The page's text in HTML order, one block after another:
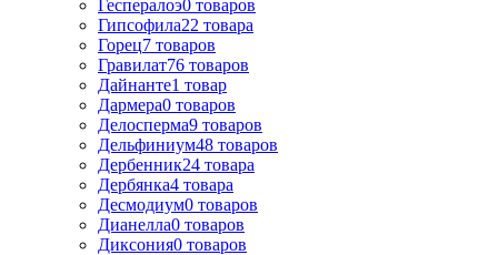
Геспералоэ0 товаров
Гипсофила22 товара
Горец7 товаров
Гравилат76 товаров
Дайнанте1 товар
Дармера0 товаров
Делосперма9 товаров
Дельфиниум48 товаров
Дербенник24 товара
Дербянка4 товара
Десмодиум0 товаров
Дианелла0 товаров
Диксония0 товаров